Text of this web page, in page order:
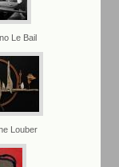
Le Bail
Louber